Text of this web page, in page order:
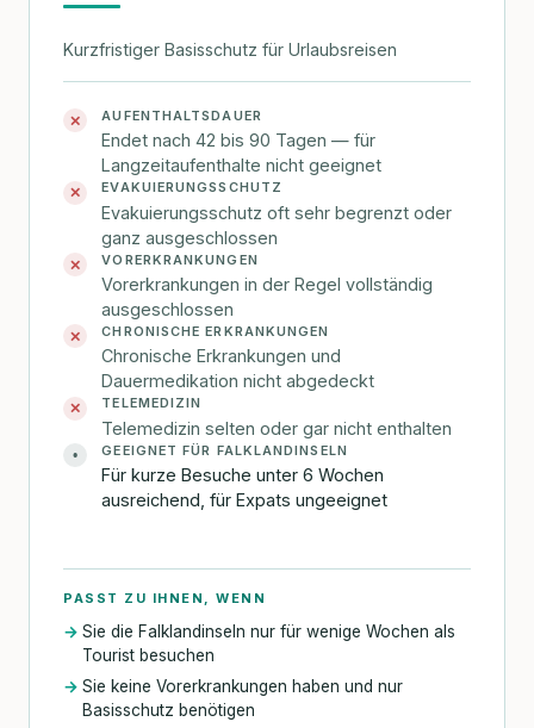
Kurzfristiger Basisschutz für Urlaubsreisen
✕ AUFENTHALTSDAUER
Endet nach 42 bis 90 Tagen — für
Langzeitaufenthalte nicht geeignet
✕ EVAKUIERUNGSSCHUTZ
Evakuierungsschutz oft sehr begrenzt oder
ganz ausgeschlossen
✕ VORERKRANKUNGEN
Vorerkrankungen in der Regel vollständig
ausgeschlossen
✕ CHRONISCHE ERKRANKUNGEN
Chronische Erkrankungen und
Dauermedikation nicht abgedeckt
✕ TELEMEDIZIN
Telemedizin selten oder gar nicht enthalten
• GEEIGNET FÜR FALKLANDINSELN
Für kurze Besuche unter 6 Wochen
ausreichend, für Expats ungeeignet
PASST ZU IHNEN, WENN
Sie die Falklandinseln nur für wenige Wochen als
Tourist besuchen
Sie keine Vorerkrankungen haben und nur
Basisschutz benötigen